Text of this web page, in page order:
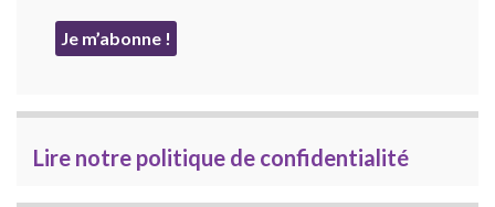
Lire notre politique de confidentialité